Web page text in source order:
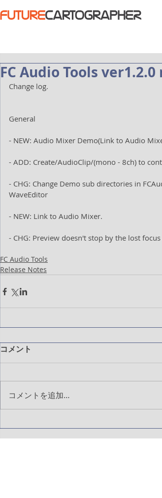
FC Audio Tools
Change log.
General
- NEW: Audio Mixer Demo(Link to Audio
- ADD: Create/AudioClip/(mono - 8ch) to
- CHG: Change Demo sub directories in
WaveEditor
- NEW: Link to Audio Mixer.
- CHG: Preview doesn't stop by the lost
FC Audio Tools
Release Notes
コメント
コメントを追加…